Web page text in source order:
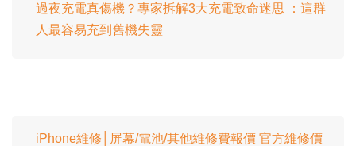
過夜充電真傷機？專家拆解3大充電致命迷思 ：這群
人最容易充到舊機失靈
iPhone維修│屏幕/電池/其他維修費報價 官方維修價